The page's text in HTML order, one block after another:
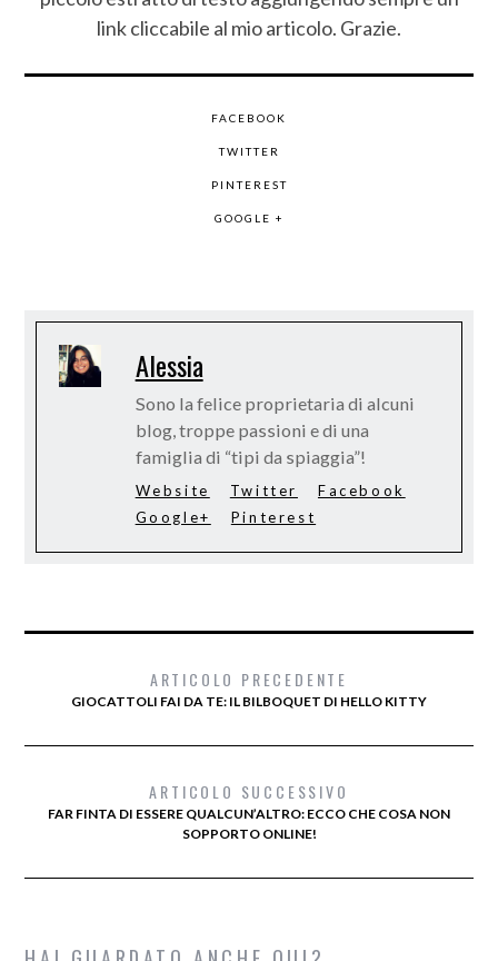
link cliccabile al mio articolo. Grazie.
FACEBOOK
TWITTER
PINTEREST
GOOGLE +
Alessia
Sono la felice proprietaria di alcuni
blog, troppe passioni e di una
famiglia di “tipi da spiaggia”!
Website Twitter
Facebook
Google+
Pinterest
ARTICOLO PRECEDENTE
GIOCATTOLI FAI DA TE: IL BILBOQUET DI HELLO KITTY
ARTICOLO SUCCESSIVO
FAR FINTA DI ESSERE QUALCUN’ALTRO: ECCO CHE COSA NON
SOPPORTO ONLINE!